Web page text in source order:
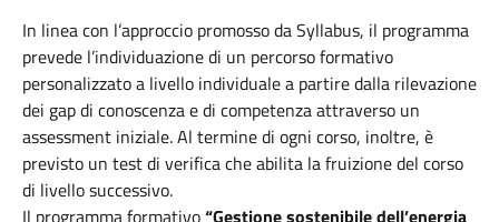
In linea con l’approccio promosso da Syllabus, il programma
prevede l’individuazione di un percorso formativo
personalizzato a livello individuale a partire dalla rilevazione
dei gap di conoscenza e di competenza attraverso un
assessment iniziale. Al termine di ogni corso, inoltre, è
previsto un test di verifica che abilita la fruizione del corso
di livello successivo.
Il programma formativo“Gestione sostenibile dell’energia